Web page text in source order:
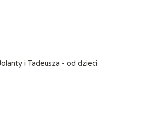
i Tadeusza - od dzieci